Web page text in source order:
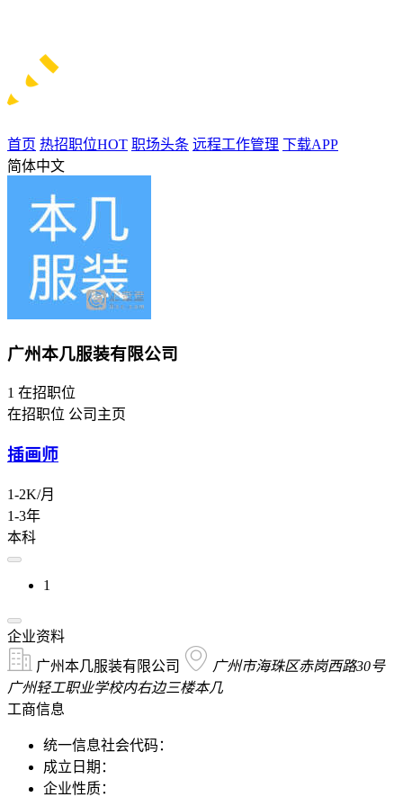
首页 热招职位HOT 职场头条 远程工作管理 下载APP
简体中文
广州本几服装有限公司
1 在招职位
在招职位 公司主页
插画师
1-2K/月
1-3年
本科
1
企业资料
广州本几服装有限公司
广州市海珠区赤岗西路30号
广州轻工职业学校内右边三楼本几
工商信息
统一信息社会代码：
成立日期：
企业性质：